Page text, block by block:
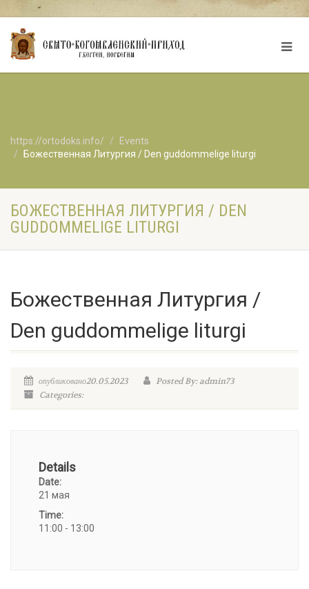
https://ortodoks.info/
Events
Божественная Литургия / Den guddommelige liturgi
БОЖЕСТВЕННАЯ ЛИТУРГИЯ / DEN
GUDDOMMELIGE LITURGI
Божественная Литургия /
Den guddommelige liturgi
опубликовано20.05.2023
Posted By: admin73
Categories:
Details
Date:
21 мая
Time:
11:00 - 13:00